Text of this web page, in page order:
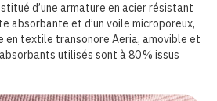
d’une armature en acier résistant
absorbante et d’un voile microporeux,
en textile transonore Aeria, amovible et
utilisés sont à 80 % issus